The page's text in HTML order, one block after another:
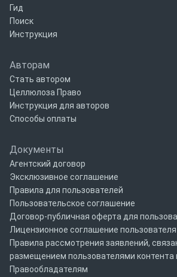
Гид
Поиск
Инструкция
Авторам
Стать автором
Целлюлоза Право
Инструкция для авторов
Способы оплаты
Документы
Агентский договор
Эксклюзивное соглашение
Правила для пользователей
Пользовательское соглашение
Договор-публичная оферта для
Лицензионное соглашение пользователя
Правила рассмотрения заявлений,
размещением пользователями контента
Правообладателям